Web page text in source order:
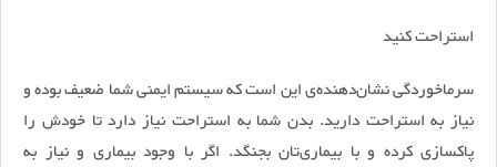
استراحت کنید
سرماخوردگی نشان‌دهنده‌ی این است که سیستم ایمنی شما ضعیف بوده و
نیاز به استراحت دارید. بدن شما به استراحت نیاز دارد تا خودش را
پاکسازی کرده و با بیماری‌تان بجنگد. اگر با وجود بیماری و نیاز به